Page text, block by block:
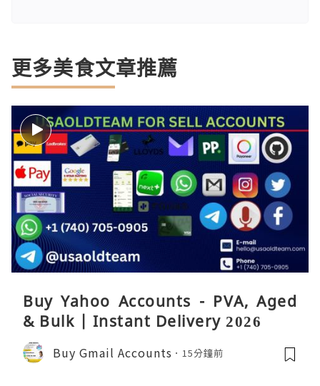
更多美食文章推薦
Buy Yahoo Accounts - PVA, Aged
& Bulk | Instant Delivery 2026
Buy Gmail Accounts 15分鐘前